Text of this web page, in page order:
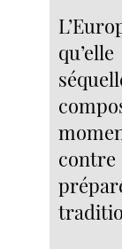
contre